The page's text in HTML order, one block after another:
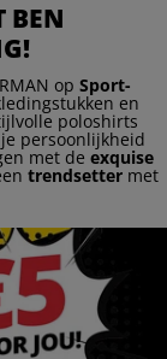
BEN
op Sport-
en
poloshirts
persoonlijkheid
met de exquise
trendsettermet